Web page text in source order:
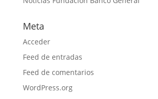
Meta
Acceder
Feed de entradas
Feed de comentarios
WordPress.org